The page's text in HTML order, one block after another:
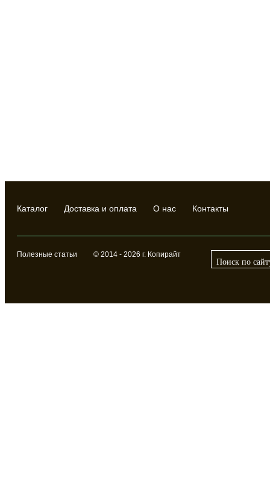
Каталог Доставка и оплата О нас Контакты
Полезные статьи © 2014 - 2026 г. Копирайт